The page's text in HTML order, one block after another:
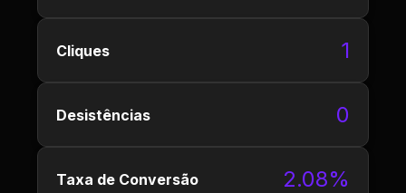
Cliques 1
Desistências 0
Taxa de Conversão 2.08%